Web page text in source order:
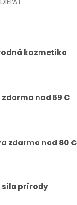
kozmetika
zdarma nad 69 €
zdarma nad 80 €
sila prírody